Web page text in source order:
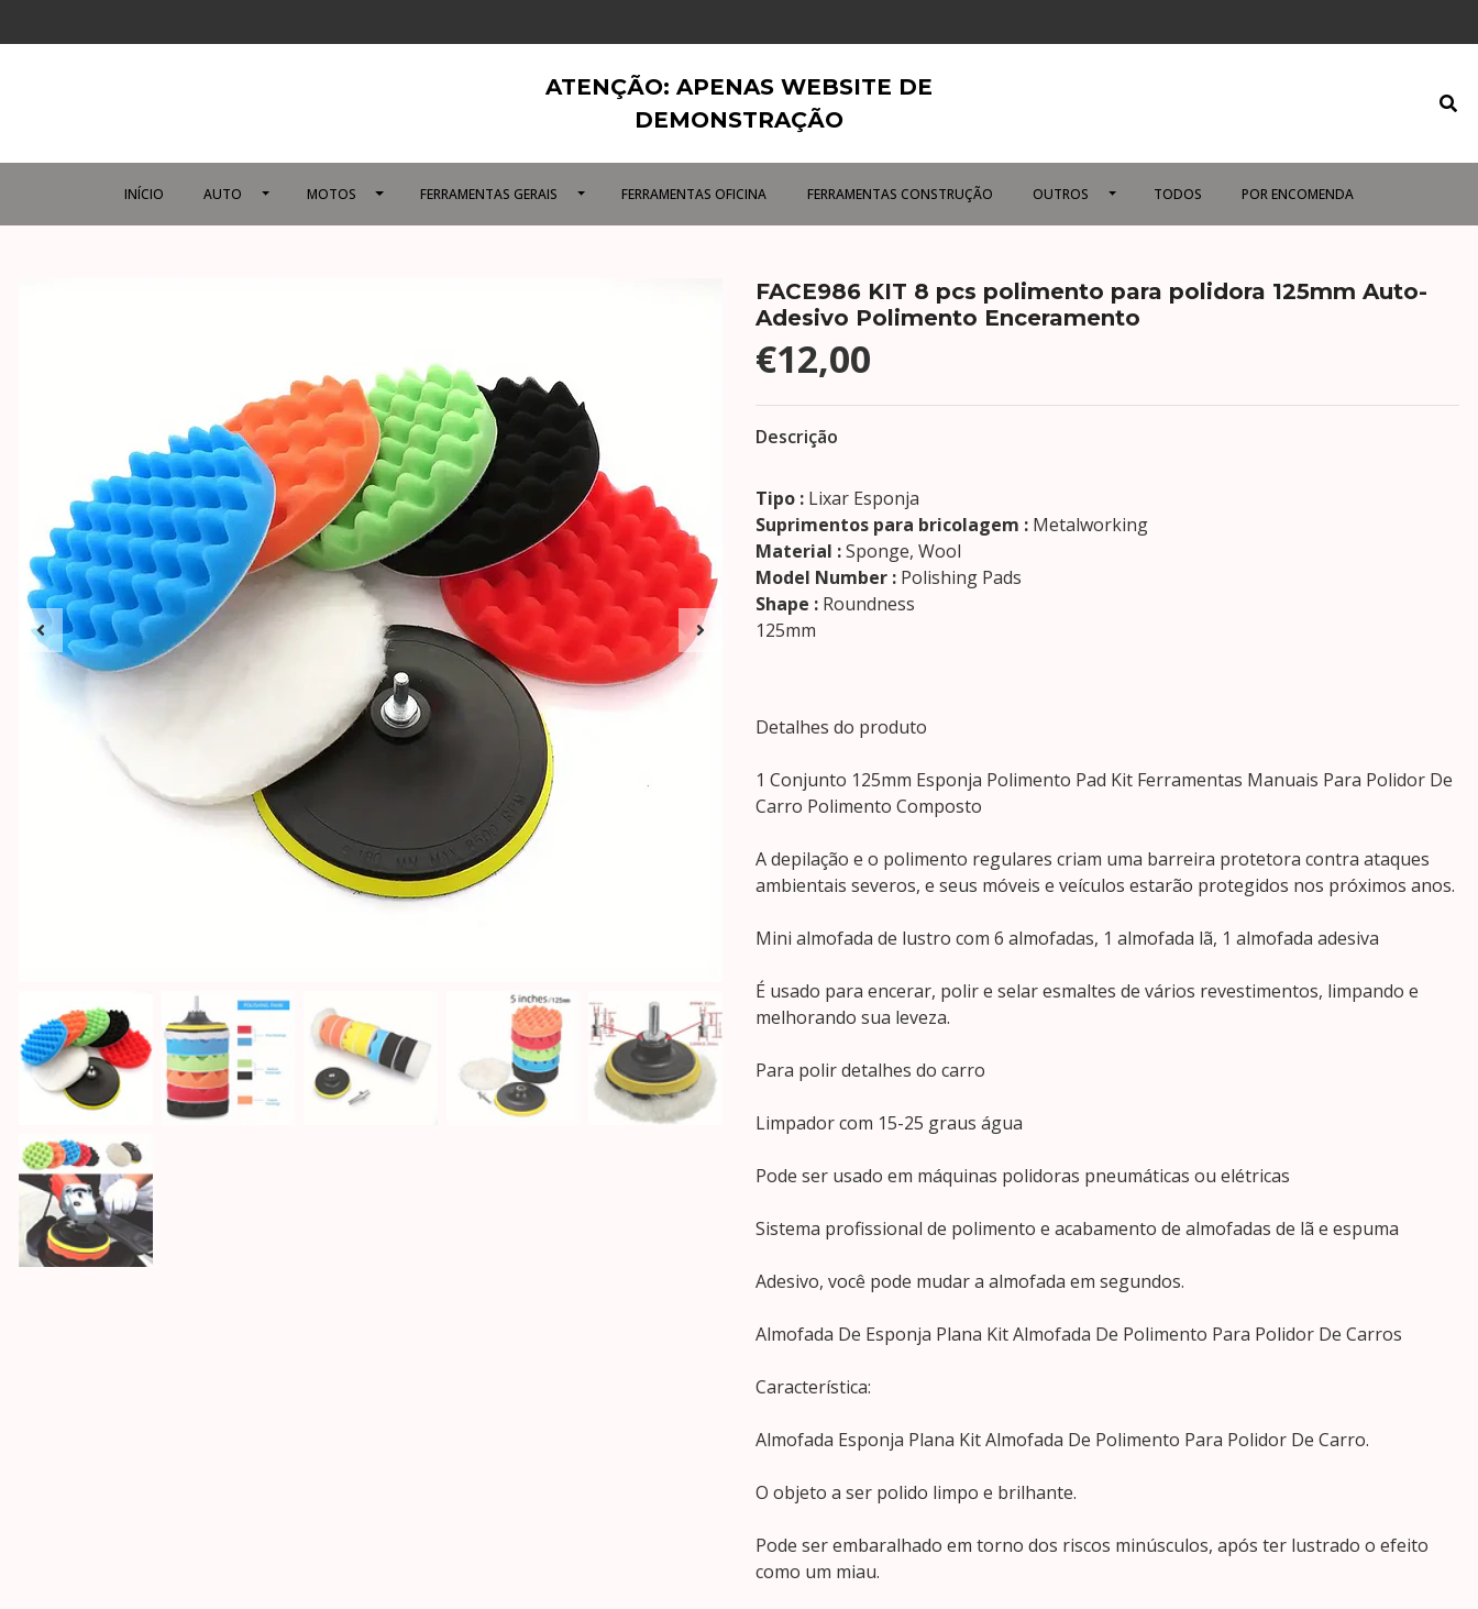
ATENÇÃO: APENAS WEBSITE DE
DEMONSTRAÇÃO
INÍCIO AUTO MOTOS FERRAMENTAS GERAIS FERRAMENTAS OFICINA FERRAMENTAS CONSTRUÇÃO OUTROS TODOS POR ENCOMENDA
FACE986 KIT 8 pcs polimento para polidora 125mm Auto-
Adesivo Polimento Enceramento
€12,00
Descrição
Tipo : Lixar Esponja
Suprimentos para bricolagem : Metalworking
Material :Sponge, Wool
Model Number : Polishing Pads
Shape : Roundness
125mm
Detalhes do produto
1 Conjunto 125mm Esponja Polimento Pad Kit Ferramentas Manuais Para Polidor De
Carro Polimento Composto
A depilação e o polimento regulares criam uma barreira protetora contra ataques
ambientais severos, e seus móveis e veículos estarão protegidos nos próximos anos.
Mini almofada de lustro com 6 almofadas, 1 almofada lã, 1 almofada adesiva
É usado para encerar, polir e selar esmaltes de vários revestimentos, limpando e
melhorando sua leveza.
Para polir detalhes do carro
Limpador com 15-25 graus água
Pode ser usado em máquinas polidoras pneumáticas ou elétricas
Sistema profissional de polimento e acabamento de almofadas de lã e espuma
Adesivo, você pode mudar a almofada em segundos.
Almofada De Esponja Plana Kit Almofada De Polimento Para Polidor De Carros
Característica:
Almofada Esponja Plana Kit Almofada De Polimento Para Polidor De Carro.
O objeto a ser polido limpo e brilhante.
Pode ser embaralhado em torno dos riscos minúsculos, após ter lustrado o efeito
como um miau.